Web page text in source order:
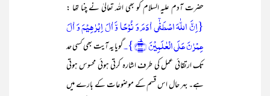
حضرت آدم علیہ السلام کو بھی اللہ تعالیٰ نے چنا تھا :
{اِنَّ اللّٰہَ اصۡطَفٰۤی اٰدَمَ وَ نُوۡحًا وَّ اٰلَ اِبۡرٰہِیۡمَ وَ اٰلَ
عِمۡرٰنَ عَلَی الۡعٰلَمِیۡنَ ﴿ۙ۳۳﴾}۔
گویا یہ آیت بھی کسی حد
تک ارتقائی عمل کی طرف اشارہ کرتی ہوئی محسوس ہوتی
ہے۔ بہر حال اس قسم کے موضوعات کے بارے میں